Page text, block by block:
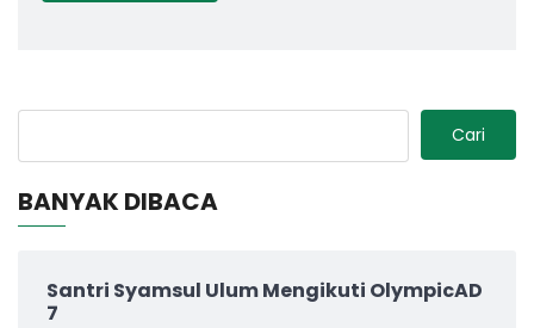
Cari
BANYAK DIBACA
Santri Syamsul Ulum Mengikuti OlympicAD
7